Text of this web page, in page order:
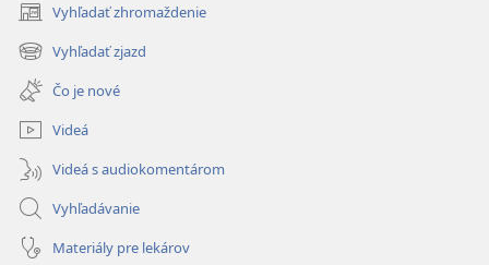
Vyhľadať zhromaždenie
(otvorí
nové
okno)
Vyhľadať zjazd
(otvorí
nové
okno)
Čo je nové
Videá
Videá s audiokomentárom
Vyhľadávanie
Materiály pre lekárov